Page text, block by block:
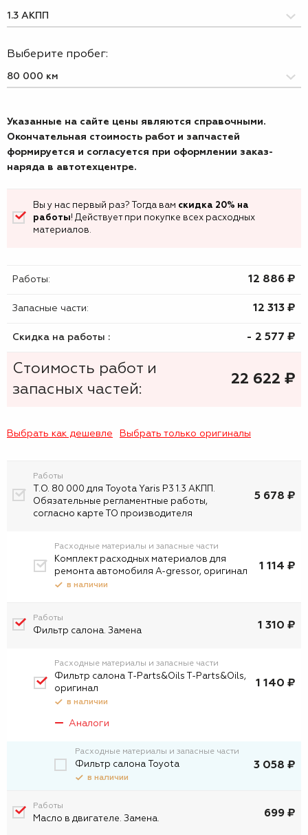
Выберите пробег:
Указанные на сайте цены являются справочными.
Окончательная стоимость работ и запчастей
формируется и согласуется при оформлении заказ-
наряда в автотехцентре.
Вы у нас первый раз? Тогда вам скидка 20% на
работы! Действует при покупке всех расходных
материалов.
Работы: 12 886 ₷
Запасные части: 12 313 ₷
Скидка на работы : - 2 577 ₷
Стоимость работ и
запасных частей:
22 622 ₷
Выбрать как дешевле Выбрать только оригиналы
Работы
Т.О. 80 000 для Toyota Yaris P3 1.3 АКПП.
Обязательные регламентные работы,
согласно карте ТО производителя
5 678 ₽
Расходные материалы и запасные части
Комплект расходных материалов для
ремонта автомобиля A-gressor, оригинал
в наличии
1 114 ₽
Работы
Фильтр салона. Замена 1 310 ₽
Расходные материалы и запасные части
Фильтр салона T-Parts&Oils T-Parts&Oils,
оригинал
в наличии
1 140 ₽
Аналоги
Расходные материалы и запасные части
Фильтр салона Toyota
в наличии
3 058 ₽
Работы
Масло в двигателе. Замена. 699 ₽